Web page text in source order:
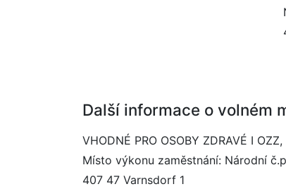
Další informace o volném
VHODNÉ PRO OSOBY ZDRAVÉ I
Místo výkonu zaměstnání: Národní
407 47 Varnsdorf 1